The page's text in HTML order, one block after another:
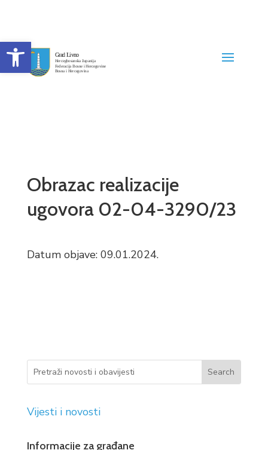
Open toolbar
Obrazac realizacije
ugovora 02-04-3290/23
Datum objave: 09.01.2024.
Vijesti i novosti
Informacije za građane